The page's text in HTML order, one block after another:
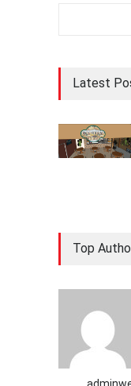
Latest
Top